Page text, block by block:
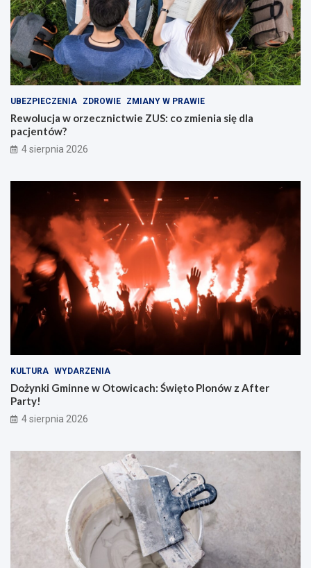
UBEZPIECZENIA ZDROWIE ZMIANY W PRAWIE
Rewolucja w orzecznictwie ZUS: co zmienia się dla
pacjentów?
4 sierpnia 2026
KULTURA WYDARZENIA
Dożynki Gminne w Otowicach: Święto Plonów z After
Party!
4 sierpnia 2026